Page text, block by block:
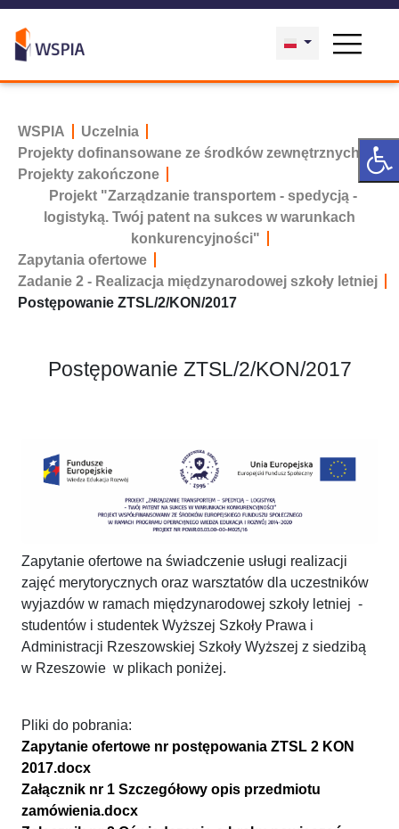
WSPIA
Uczelnia
Projekty dofinansowane ze środków zewnętrznych
Projekty zakończone
Projekt "Zarządzanie transportem - spedycją -
logistyką. Twój patent na sukces w warunkach
konkurencyjności"
Zapytania ofertowe
Zadanie 2 - Realizacja międzynarodowej szkoły letniej
Postępowanie ZTSL/2/KON/2017
Postępowanie ZTSL/2/KON/2017
Zapytanie ofertowe na świadczenie usługi realizacji
zajęć merytorycznych oraz warsztatów dla uczestników
wyjazdów w ramach międzynarodowej szkoły letniej -
studentów i studentek Wyższej Szkoły Prawa i
Administracji Rzeszowskiej Szkoły Wyższej z siedzibą
w Rzeszowie w plikach poniżej.
Pliki do pobrania:
Zapytanie ofertowe nr postępowania ZTSL 2 KON
2017.docx
Załącznik nr 1 Szczegółowy opis przedmiotu
zamówienia.docx